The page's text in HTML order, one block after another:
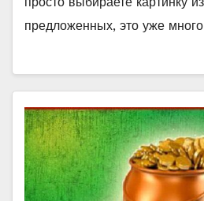
предложенных, это уже